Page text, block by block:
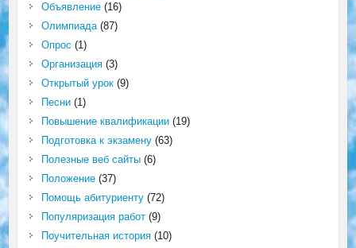
Объявление(16)
Олимпиада(87)
Опрос (1)
Организация(3)
Открытый урок(9)
Песни(1)
Повышение квалификации(19)
Подготовка к экзамену(63)
Полезные веб сайты(6)
Положение(37)
Помощь абитуриенту(72)
Популяризация работ(9)
Поучительная история(10)